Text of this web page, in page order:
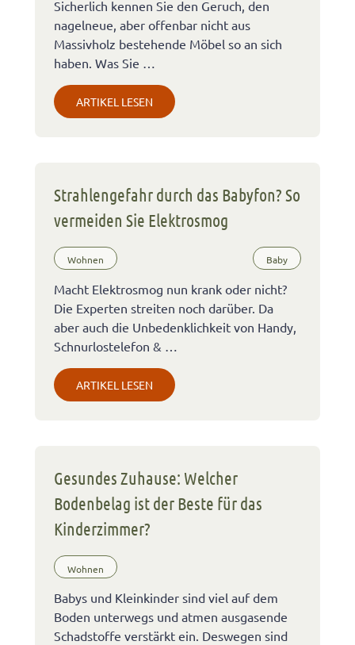
Sicherlich kennen Sie den Geruch, den
nagelneue, aber offenbar nicht aus
Massivholz bestehende Möbel so an sich
haben. Was Sie …
ARTIKEL LESEN
Strahlengefahr durch das Babyfon? So
vermeiden Sie Elektrosmog
Wohnen Baby
Macht Elektrosmog nun krank oder nicht?
Die Experten streiten noch darüber. Da
aber auch die Unbedenklichkeit von Handy,
Schnurlostelefon & …
ARTIKEL LESEN
Gesundes Zuhause: Welcher
Bodenbelag ist der Beste für das
Kinderzimmer?
Wohnen
Babys und Kleinkinder sind viel auf dem
Boden unterwegs und atmen ausgasende
Schadstoffe verstärkt ein. Deswegen sind